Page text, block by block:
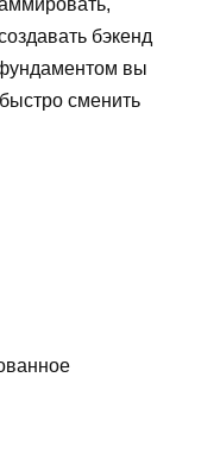
бэкенд
вы
сменить